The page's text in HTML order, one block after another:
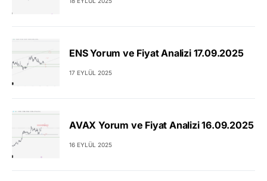
ENS Yorum ve Fiyat Analizi 17.09.2025
17 EYLÜL 2025
AVAX Yorum ve Fiyat Analizi 16.09.2025
16 EYLÜL 2025